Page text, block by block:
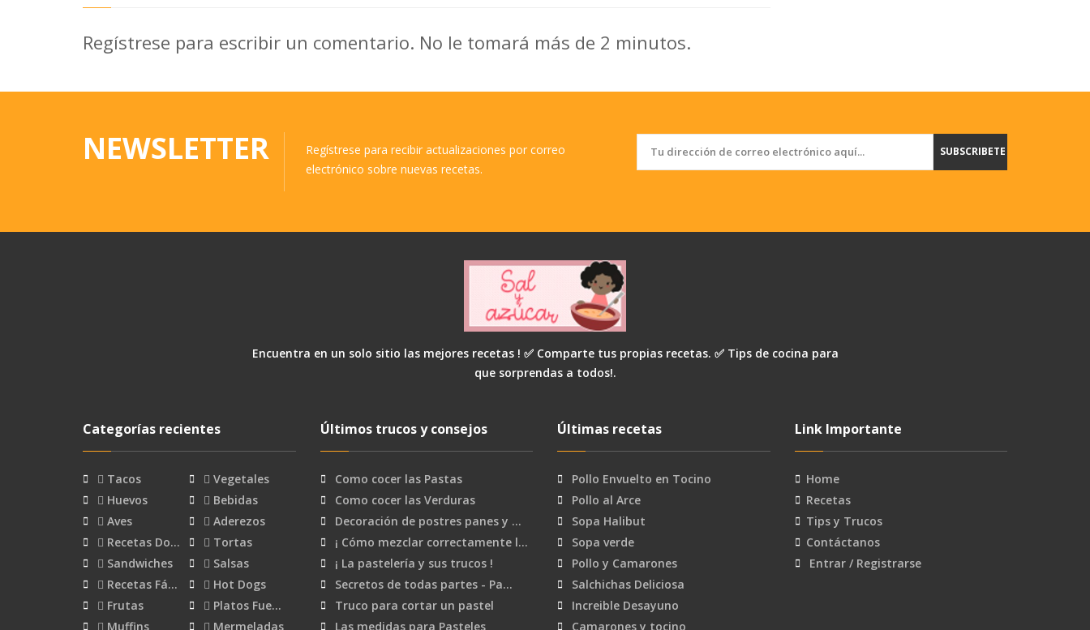
Regístrese para escribir un comentario. No le tomará más de 2 minutos.
NEWSLETTER
Regístrese para recibir actualizaciones por correo
electrónico sobre nuevas recetas.
SUBSCRIBETE
Encuentra en un solo sitio las mejores recetas ! ✅ Comparte tus propias recetas. ✅ Tips de cocina para
que sorprendas a todos!.
Categorías recientes
Tacos
Vegetales
Huevos
Bebidas
Aves
Aderezos
Recetas Do…
Tortas
Sandwiches
Salsas
Recetas Fá…
Hot Dogs
Frutas
Platos Fue…
Muffins
Mermeladas
Últimos trucos y consejos
Como cocer las Pastas
Como cocer las Verduras
Decoración de postres panes y …
¡ Cómo mezclar correctamente l…
¡ La pastelería y sus trucos !
Secretos de todas partes - Pa…
Truco para cortar un pastel
Las medidas para Pasteles
Últimas recetas
Pollo Envuelto en Tocino
Pollo al Arce
Sopa Halibut
Sopa verde
Pollo y Camarones
Salchichas Deliciosa
Increible Desayuno
Camarones y tocino
Link Importante
Home
Recetas
Tips y Trucos
Contáctanos
Entrar / Registrarse